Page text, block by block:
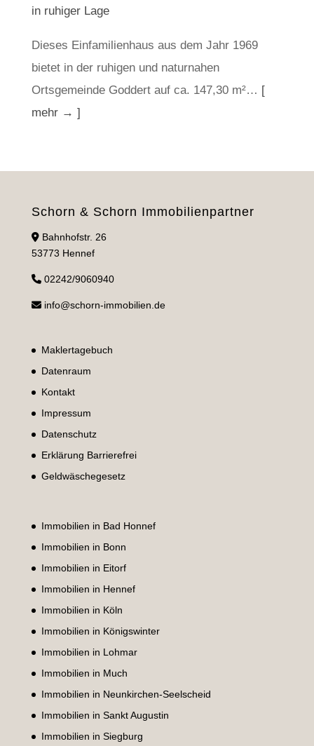
in ruhiger Lage
Dieses Einfamilienhaus aus dem Jahr 1969
bietet in der ruhigen und naturnahen
Ortsgemeinde Goddert auf ca. 147,30 m²… [
mehr → ]
Schorn & Schorn Immobilienpartner
Bahnhofstr. 26
53773 Hennef
02242/9060940
info@schorn-immobilien.de
Maklertagebuch
Datenraum
Kontakt
Impressum
Datenschutz
Erklärung Barrierefrei
Geldwäschegesetz
Immobilien in Bad Honnef
Immobilien in Bonn
Immobilien in Eitorf
Immobilien in Hennef
Immobilien in Köln
Immobilien in Königswinter
Immobilien in Lohmar
Immobilien in Much
Immobilien in Neunkirchen-Seelscheid
Immobilien in Sankt Augustin
Immobilien in Siegburg